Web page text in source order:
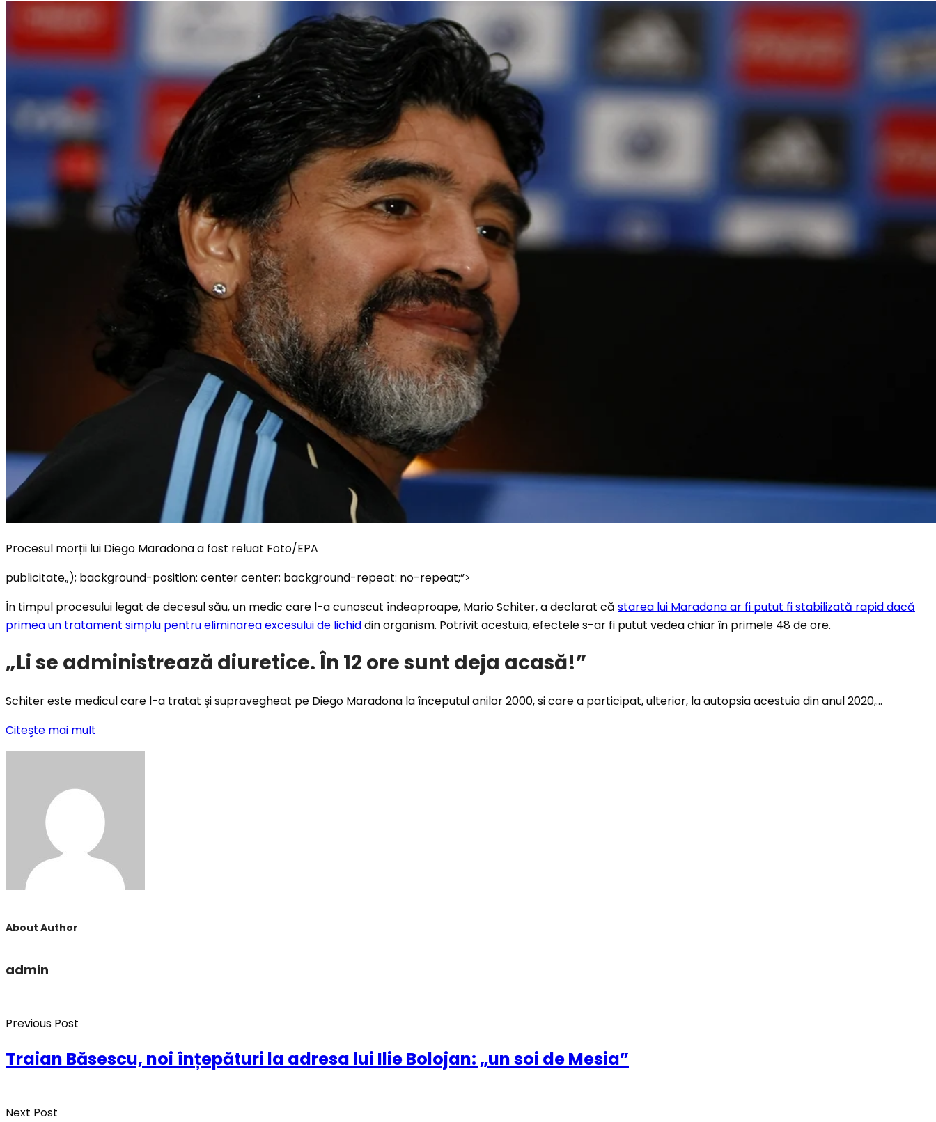
Procesul morții lui Diego Maradona a fost reluat Foto/EPA
publicitate„); background-position: center center; background-repeat: no-repeat;”>
În timpul procesului legat de decesul său, un medic care l-a cunoscut îndeaproape, Mario Schiter, a declarat că starea lui Maradona ar fi putut fi stabilizată rapid dacă
primea un tratament simplu pentru eliminarea excesului de lichiddin organism. Potrivit acestuia, efectele s-ar fi putut vedea chiar în primele 48 de ore.
„Li se administrează diuretice. În 12 ore sunt deja acasă!”
Schiter este medicul care l-a tratat și supravegheat pe Diego Maradona la începutul anilor 2000, si care a participat, ulterior, la autopsia acestuia din anul 2020,…
Citeşte mai mult
About Author
admin
Previous Post
Traian Băsescu, noi înțepături la adresa lui Ilie Bolojan: „un soi de Mesia”
Next Post